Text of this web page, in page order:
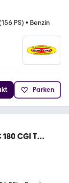
PS) • Benzin
Parken
CGI T